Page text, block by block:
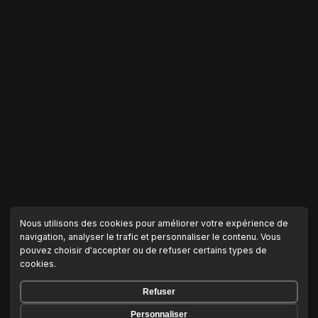
Nous utilisons des cookies pour améliorer votre expérience de
navigation, analyser le trafic et personnaliser le contenu. Vous
pouvez choisir d'accepter ou de refuser certains types de
cookies.
Refuser
Personnaliser